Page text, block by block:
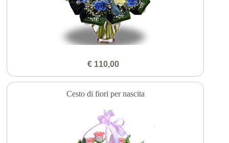
€ 110,00
Cesto di fiori per nascita